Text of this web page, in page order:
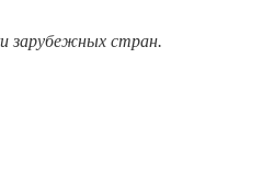
зарубежных стран.